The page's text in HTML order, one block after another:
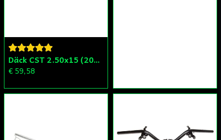
Däck CST 2.50x15 (20x250) Compact/Scoper/Mamba/Flakmoped
€ 59,58